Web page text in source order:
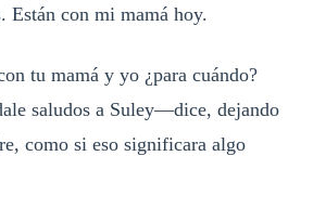
con mi mamá hoy.
tu mamá y yo ¿para cuándo?
saludos a Suley—dice, dejando
como si eso significara algo